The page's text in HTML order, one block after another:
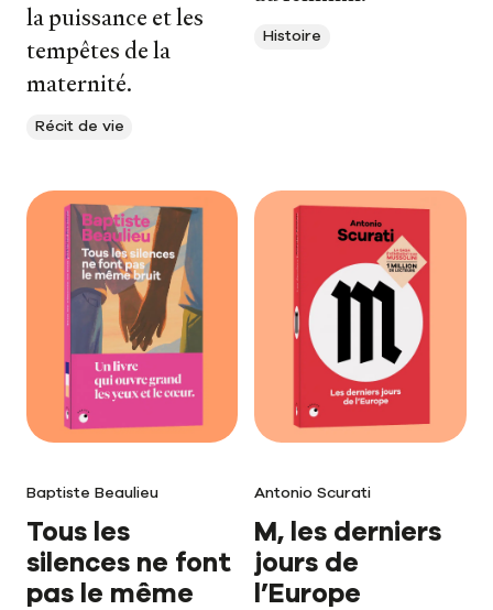
la puissance et les
tempêtes de la
maternité.
Récit de vie
Histoire
Baptiste Beaulieu
Tous les
silences ne font
pas le même
Antonio Scurati
M, les derniers
jours de
l’Europe